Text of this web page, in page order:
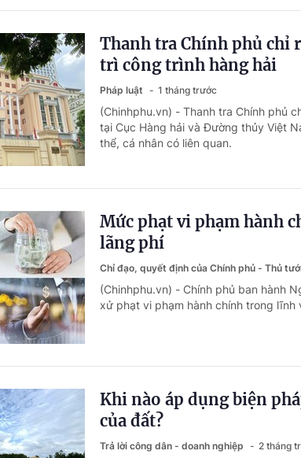
Thanh tra Chính phủ chỉ
trì công trình hàng hải
Pháp luật 1 tháng trước
(Chinhphu.vn) - Thanh tra Chính phủ
tại Cục Hàng hải và Đường thủy Việt
thể, cá nhân có liên quan.
Mức phạt vi phạm hành
lãng phí
Chỉ đạo, quyết định của Chính phủ - Thủ
(Chinhphu.vn) - Chính phủ ban hành
xử phạt vi phạm hành chính trong
Khi nào áp dụng biện
của đất?
Trả lời công dân - doanh nghiệp 2 tháng